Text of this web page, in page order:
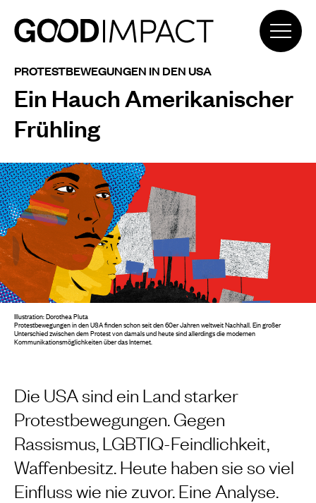
PROTESTBEWEGUNGEN IN DEN USA
Ein Hauch Amerikanischer
Frühling
Die USA sind ein Land starker
Protestbewegungen. Gegen
Rassismus, LGBTIQ-Feindlichkeit,
Waffenbesitz. Heute haben sie so viel
Einfluss wie nie zuvor. Eine Analyse.
Illustration: Dorothea Pluta
Protestbewegungen in den USA finden schon seit den 60er Jahren weltweit Nachhall. Ein großer
Unterschied zwischen dem Protest von damals und heute sind allerdings die modernen
Kommunikationsmöglichkeiten über das Internet.